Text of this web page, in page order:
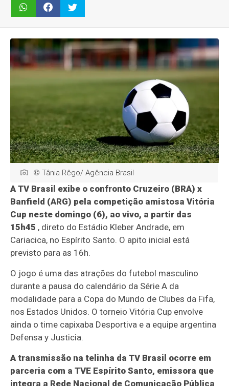
© Tânia Rêgo/ Agência Brasil
A TV Brasil exibe o confronto Cruzeiro (BRA) x
Banfield (ARG) pela competição amistosa Vitória
Cup neste domingo (6), ao vivo, a partir das
15h45 , direto do Estádio Kleber Andrade, em
Cariacica, no Espírito Santo. O apito inicial está
previsto para as 16h.
O jogo é uma das atrações do futebol masculino
durante a pausa do calendário da Série A da
modalidade para a Copa do Mundo de Clubes da Fifa,
nos Estados Unidos. O torneio Vitória Cup envolve
ainda o time capixaba Desportiva e a equipe argentina
Defensa y Justicia.
A transmissão na telinha da TV Brasil ocorre em
parceria com a TVE Espírito Santo, emissora que
integra a Rede Nacional de Comunicação Pública